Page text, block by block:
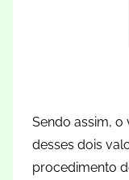
Sendo assim, o
desses dois
procedimento